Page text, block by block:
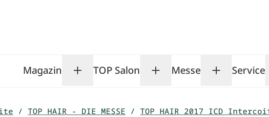
Magazin Toggle Magazin submenu
TOP Salon Toggle TOP Salon
Messe ToggleService
/ TOP HAIR - DIE MESSE / TOP HAIR 2017 ICD